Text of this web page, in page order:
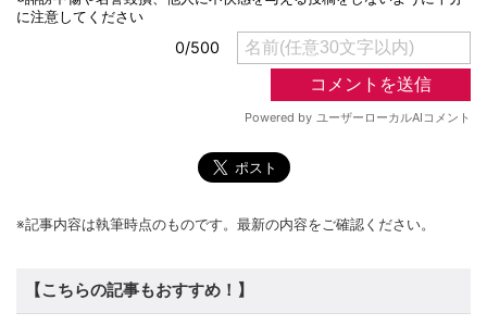
※記事内容は執筆時点のものです。最新の内容をご確認ください。
【こちらの記事もおすすめ！】